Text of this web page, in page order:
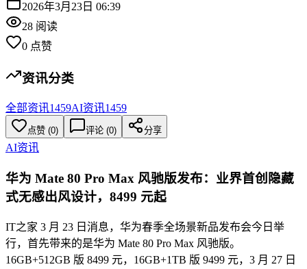
2026年3月23日 06:39
28 阅读
0 点赞
资讯分类
全部资讯1459AI资讯1459
点赞 (0) 评论 (0) 分享
AI资讯
华为 Mate 80 Pro Max 风驰版发布：业界首创隐藏
式无感出风设计，8499 元起
IT之家 3 月 23 日消息，华为春季全场景新品发布会今日举
行，首先带来的是华为 Mate 80 Pro Max 风驰版。
16GB+512GB 版 8499 元，16GB+1TB 版 9499 元，3 月 27 日